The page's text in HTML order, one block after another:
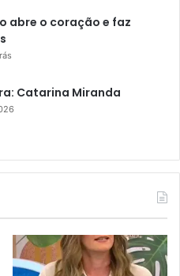
abre o coração e faz
Catarina Miranda